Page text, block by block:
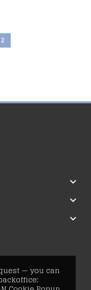
— you can
2


